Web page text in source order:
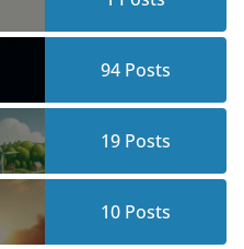
94Posts
19Posts
10Posts